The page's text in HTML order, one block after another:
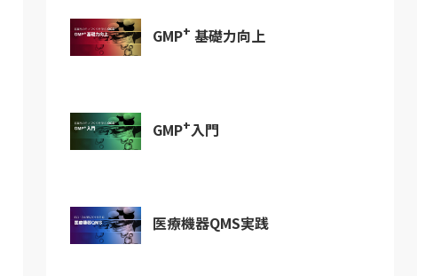
GMP+ 基礎力向上
GMP+入門
医療機器QMS実践